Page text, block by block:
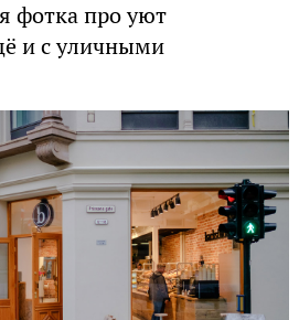
фотка про уют
и с уличными